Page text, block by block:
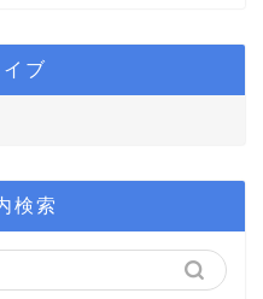
ブ
検索